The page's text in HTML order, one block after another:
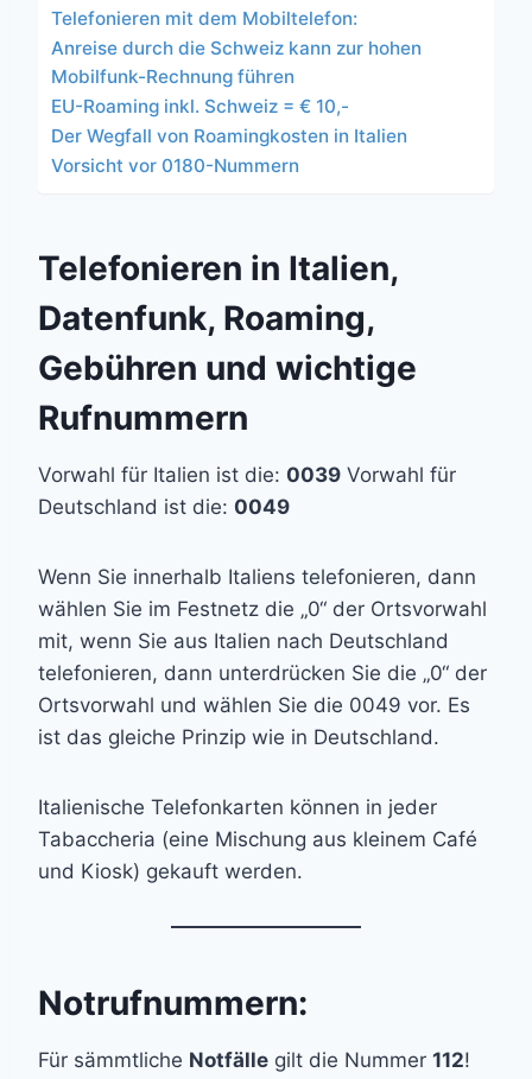
Telefonieren mit dem Mobiltelefon:
Anreise durch die Schweiz kann zur hohen
Mobilfunk-Rechnung führen
EU-Roaming inkl. Schweiz = € 10,-
Der Wegfall von Roamingkosten in Italien
Vorsicht vor 0180-Nummern
Telefonieren in Italien,
Datenfunk, Roaming,
Gebühren und wichtige
Rufnummern
Vorwahl für Italien ist die: 0039 Vorwahl für
Deutschland ist die: 0049
Wenn Sie innerhalb Italiens telefonieren, dann
wählen Sie im Festnetz die „0“ der Ortsvorwahl
mit, wenn Sie aus Italien nach Deutschland
telefonieren, dann unterdrücken Sie die „0“ der
Ortsvorwahl und wählen Sie die 0049 vor. Es
ist das gleiche Prinzip wie in Deutschland.
Italienische Telefonkarten können in jeder
Tabaccheria (eine Mischung aus kleinem Café
und Kiosk) gekauft werden.
Notrufnummern:
Für sämmtliche Notfälle gilt die Nummer 112!